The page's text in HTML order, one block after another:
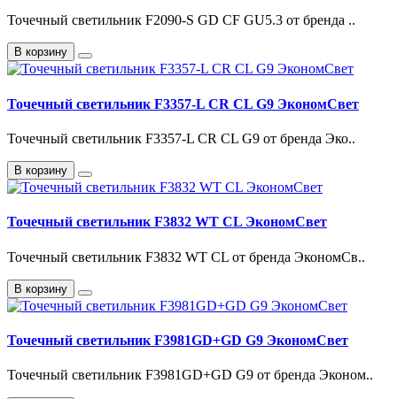
Точечный светильник F2090-S GD CF GU5.3 от бренда ..
В корзину
Точечный светильник F3357-L CR CL G9 ЭкономСвет
Точечный светильник F3357-L CR CL G9 от бренда Эко..
В корзину
Точечный светильник F3832 WT CL ЭкономСвет
Точечный светильник F3832 WT CL от бренда ЭкономСв..
В корзину
Точечный светильник F3981GD+GD G9 ЭкономСвет
Точечный светильник F3981GD+GD G9 от бренда Эконом..